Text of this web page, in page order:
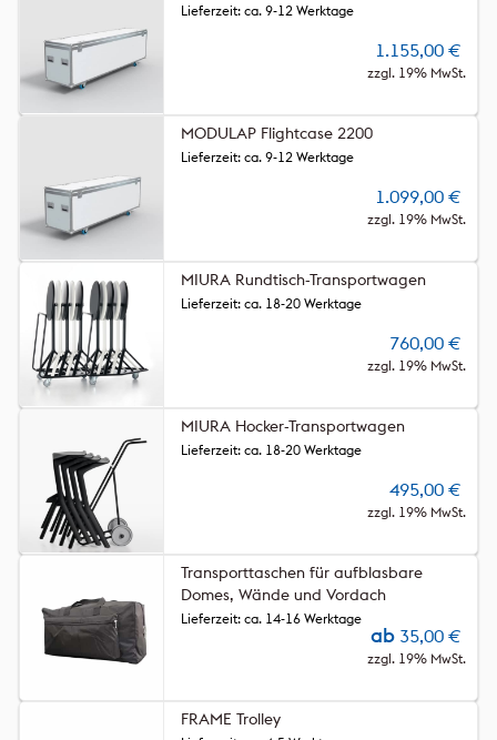
1.155,00 €
zzgl. 19% MwSt.
Lieferzeit: ca. 9-12 Werktage
MODULAP Flightcase 2200
1.099,00 €
zzgl. 19% MwSt.
Lieferzeit: ca. 9-12 Werktage
MIURA Rundtisch-Transportwagen
760,00 €
zzgl. 19% MwSt.
Lieferzeit: ca. 18-20 Werktage
MIURA Hocker-Transportwagen
495,00 €
zzgl. 19% MwSt.
Lieferzeit: ca. 18-20 Werktage
Transporttaschen für aufblasbare
Domes, Wände und Vordach
ab 35,00 €
zzgl. 19% MwSt.
Lieferzeit: ca. 14-16 Werktage
FRAME Trolley